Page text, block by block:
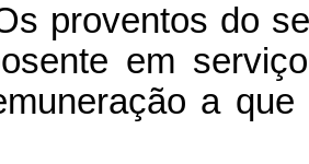
proventos do
em
a